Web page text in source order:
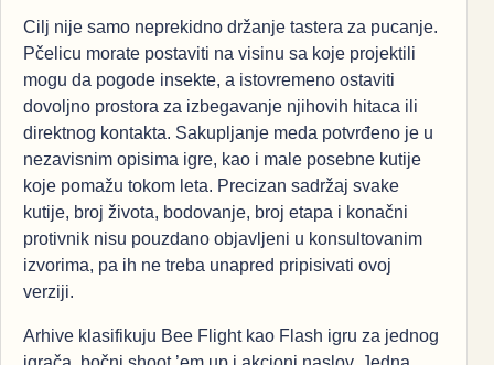
Cilj nije samo neprekidno držanje tastera za pucanje.
Pčelicu morate postaviti na visinu sa koje projektili
mogu da pogode insekte, a istovremeno ostaviti
dovoljno prostora za izbegavanje njihovih hitaca ili
direktnog kontakta. Sakupljanje meda potvrđeno je u
nezavisnim opisima igre, kao i male posebne kutije
koje pomažu tokom leta. Precizan sadržaj svake
kutije, broj života, bodovanje, broj etapa i konačni
protivnik nisu pouzdano objavljeni u konsultovanim
izvorima, pa ih ne treba unapred pripisivati ovoj
verziji.
Arhive klasifikuju Bee Flight kao Flash igru za jednog